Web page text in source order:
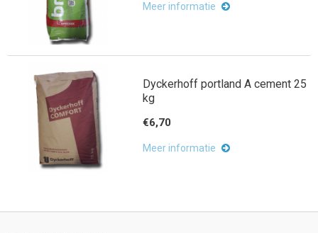
Meer informatie
Dyckerhoff portland A cement 25
kg
€6,70
Meer informatie